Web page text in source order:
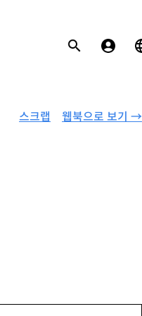
웹북으로 보기 →
스크랩